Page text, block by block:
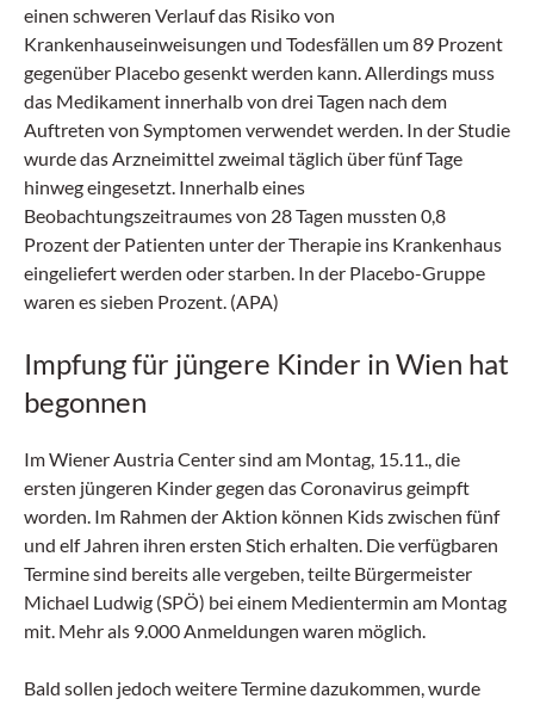
einen schweren Verlauf das Risiko von
Krankenhauseinweisungen und Todesfällen um 89 Prozent
gegenüber Placebo gesenkt werden kann. Allerdings muss
das Medikament innerhalb von drei Tagen nach dem
Auftreten von Symptomen verwendet werden. In der Studie
wurde das Arzneimittel zweimal täglich über fünf Tage
hinweg eingesetzt. Innerhalb eines
Beobachtungszeitraumes von 28 Tagen mussten 0,8
Prozent der Patienten unter der Therapie ins Krankenhaus
eingeliefert werden oder starben. In der Placebo-Gruppe
waren es sieben Prozent. (APA)
Impfung für jüngere Kinder in Wien hat
begonnen
Im Wiener Austria Center sind am Montag, 15.11., die
ersten jüngeren Kinder gegen das Coronavirus geimpft
worden. Im Rahmen der Aktion können Kids zwischen fünf
und elf Jahren ihren ersten Stich erhalten. Die verfügbaren
Termine sind bereits alle vergeben, teilte Bürgermeister
Michael Ludwig (SPÖ) bei einem Medientermin am Montag
mit. Mehr als 9.000 Anmeldungen waren möglich.
Bald sollen jedoch weitere Termine dazukommen, wurde